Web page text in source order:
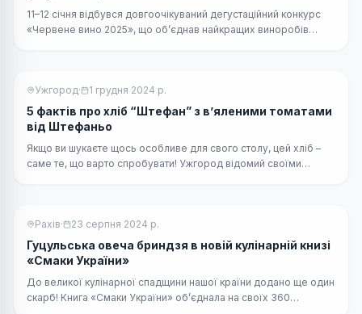
11–12 січня відбувся довгоочікуваний дегустаційний конкурс
«Червене вино 2025», що об’єднав найкращих виноробів
Ужгород· 1 грудня 2024 р.
5 фактів про хліб “Штефан” з в’яленими томатами
від Штефаньо
Якщо ви шукаєте щось особливе для свого столу, цей хліб –
саме те, що варто спробувати! Ужгород відомий своїми
Рахів· 23 серпня 2024 р.
Гуцульська овеча бриндзя в новій кулінарній книзі
«Смаки України»
До великої кулінарної спадщини нашої країни додано ще один
скарб! Книга «Смаки України» об’єднала на своїх 360